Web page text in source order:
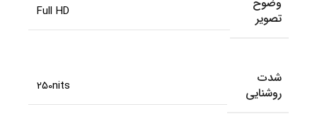
تصویر
Full HD
شدت
روشنایی
250nits